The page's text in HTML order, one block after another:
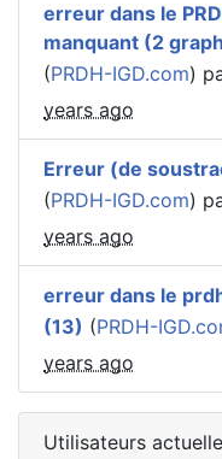
erreur dans le
manquant (2
(PRDH-IGD.com)
years ago
Erreur (de
(PRDH-IGD.com)
years ago
erreur dans le
(13) (PRDH-
years ago
Utilisateurs